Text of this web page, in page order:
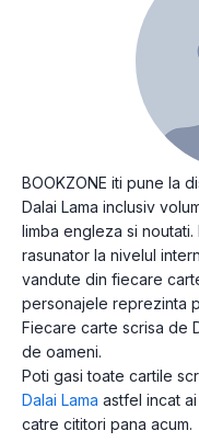
BOOKZONE iti pune la
Dalai Lama inclusiv
limba engleza si
rasunator la nivelul
vandute din fiecare
personajele reprezinta
Fiecare carte scrisa de
de oameni.
Poti gasi toate cartile
Dalai Lama astfel incat
catre cititori pana acum.